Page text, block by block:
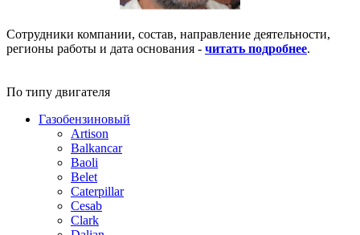
Сотрудники компании, состав, направление деятельности,
регионы работы и дата основания - читать подробнее.
По типу двигателя
Газобензиновый
Artison
Balkancar
Baoli
Belet
Caterpillar
Cesab
Clark